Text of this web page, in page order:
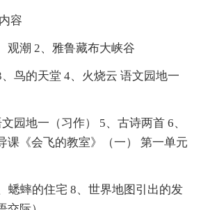
容
潮 2、雅鲁藏布大峡谷
鸟的天堂 4、火烧云 语文园地一
园地一（习作） 5、古诗两首 6、
课《会飞的教室》（一） 第一单元
蟋蟀的住宅 8、世界地图引出的发